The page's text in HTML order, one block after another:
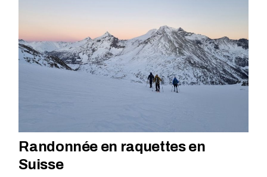
Randonnée en raquettes en
Suisse